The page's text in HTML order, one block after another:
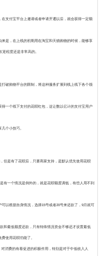
支付宝平台上邀请或者申请开通以后，就会获得一定额
是，在上线的初期用在淘宝和天猫购物的时候，能够享
迎程度还是非常高的。
破购物平台的限制，将这种服务扩展到线上线下各个领
一个线下支付的花呗红包，这让数以亿计的支付宝用户
个小技巧。
但是有了花呗后，只要商家支持，是默认优先使用花呗
有一个情况是例外的，就是花呗额度调低，有些人用不到
以根据自身情况，选择15号或者20号来还款了，9月就可
和最低额度还款，只有特殊情况资金不够还才设置最低
使用花呗功能了。
消费的有着促进的积极作用，特别是对于中低收入人